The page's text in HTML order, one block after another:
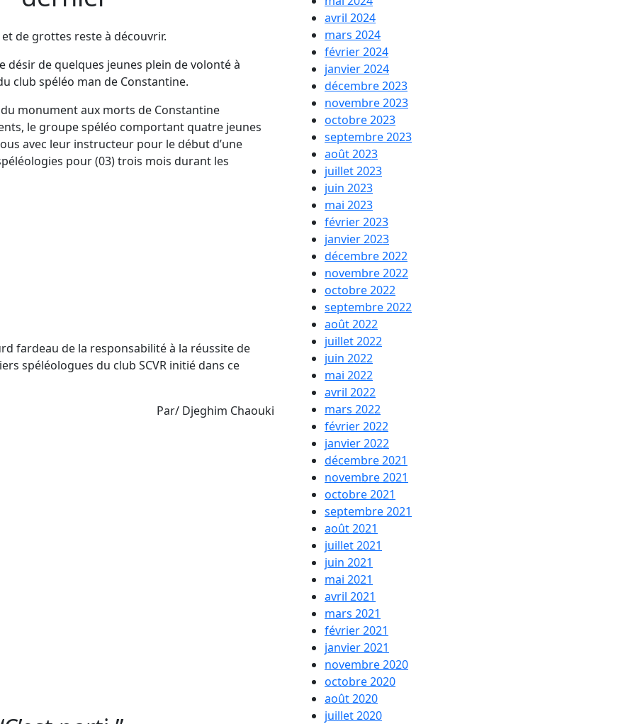
de grottes reste à découvrir.
désir de quelques jeunes plein de volonté à
club spéléo man de Constantine.
monument aux morts de Constantine
le groupe spéléo comportant quatre jeunes
avec leur instructeur pour le début d’une
pour (03) trois mois durant les
fardeau de la responsabilité à la réussite de
spéléologues du club SCVR initié dans ce
Par/ Djeghim Chaouki
avril 2024
mars 2024
février 2024
janvier 2024
décembre 2023
novembre 2023
octobre 2023
septembre 2023
août 2023
juillet 2023
juin 2023
mai 2023
février 2023
janvier 2023
décembre 2022
novembre 2022
octobre 2022
septembre 2022
août 2022
juillet 2022
juin 2022
mai 2022
avril 2022
mars 2022
février 2022
janvier 2022
décembre 2021
novembre 2021
octobre 2021
septembre 2021
août 2021
juillet 2021
juin 2021
mai 2021
avril 2021
mars 2021
février 2021
janvier 2021
novembre 2020
octobre 2020
août 2020
juillet 2020